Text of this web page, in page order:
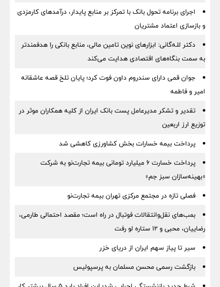
اجرای برنامه تحول بانک با تمرکز بر منابع پایدار، درآمدهای کارمزدی
و بازسازی اعتماد مشتریان
دکتر للـه‌گانی: ابزارهای نوین تامین مالی، منابع بانکی را هدفمندتر
به سمت بنگاه‌های اقتصادی هدایت می‌کند
جوان قمی دارای سندروم داون فوت کرد؛ پایان تلخ قصه عاشقانه
امیر و فاطمه
تقدیر و تشکر مدیرعامل پست بانک ایران از کلیه همکاران موثر در
توزیع ارز اربعین
پرداخت بیمه خسارات بخش کشاورزی کاهشی شد
پرداخت خسارت ۶ میلیارد تومانی بیمه تجارت‌نو به شرکت
«بهینه‌سازان سبز جم»
فصلی تازه در مجتمع مرکزی تهران بیمه تجارت‌نو
بمب‌های نقل‌وانتقالات فوتبال در راه است؛ مقصد احتمالی طارمی،
رضاییان، محبی و ۱۲ ستاره لو رفت
سیر تا پیاز سهم ایران از دریای خزر
بازگشت رسمی محسن مسلمان به پرسپولیس